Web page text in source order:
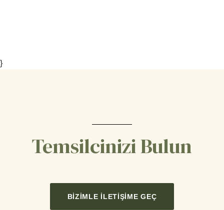
}
Temsilcinizi Bulun
BIZIMLE İLETIŞIME GEÇ